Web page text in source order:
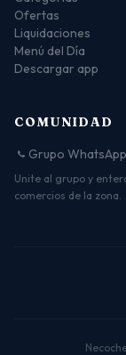
Ofertas
Liquidaciones
Menú del Día
Descargar app
COMUNIDAD
Grupo WhatsApp
Unite al grupo y
comercios de la zona.